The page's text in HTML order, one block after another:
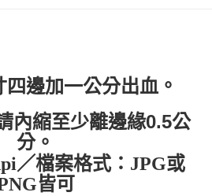
供個人資料，並將交易相關給付款項請求債
。
法定代理人或監護人之同意方可使用
意申辦者引起之損失，本公司不負相關責
，將依據個別帳號之用戶狀況，依本公司即
仍有額度不足之情形，本公司將視審查結果
四邊加一公分出血 。
內縮至少離邊緣0.5公
分。
／檔案格式：JPG或
皆可